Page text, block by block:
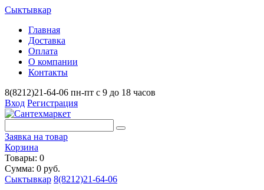
Сыктывкар
Главная
Доставка
Оплата
О компании
Контакты
8(8212)21-64-06 пн-пт с 9 до 18 часов
Вход Регистрация
Заявка на товар
Корзина
Товары: 0
Сумма: 0 руб.
Сыктывкар 8(8212)21-64-06